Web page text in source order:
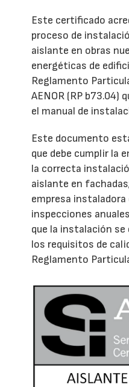
Este certificado
proceso de
aislante en obras
energéticas de
Reglamento
AENOR (RP b73.04)
el manual de
Este documento
que debe cumplir la
la correcta
aislante en
empresa instaladora
inspecciones
que la instalación se
los requisitos de
Reglamento